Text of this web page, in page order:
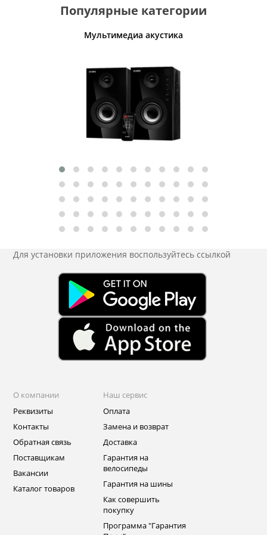
Популярные категории
Мультимедиа акустика
Для установки приложения воспользуйтесь ссылкой
О компании
Реквизиты
Контакты
Обратная связь
Поставщикам
Вакансии
Каталог товаров
Наш сервис
Оплата
Замена и возврат
Доставка
Гарантия на
велосипеды
Гарантия на шины
Как совершить
покупку
Программа "Гарантия